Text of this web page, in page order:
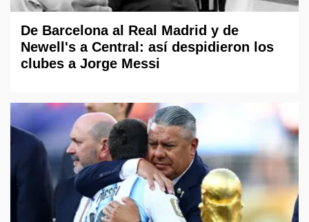
De Barcelona al Real Madrid y de
Newell's a Central: así despidieron los
clubes a Jorge Messi